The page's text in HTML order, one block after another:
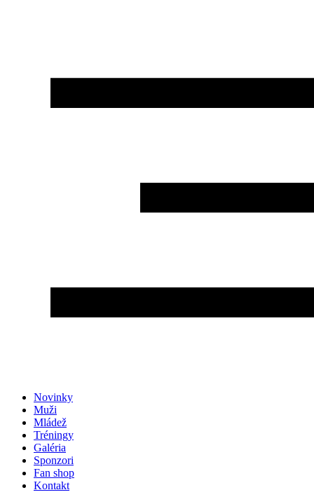
Novinky
Muži
Mládež
Tréningy
Galéria
Sponzori
Fan shop
Kontakt